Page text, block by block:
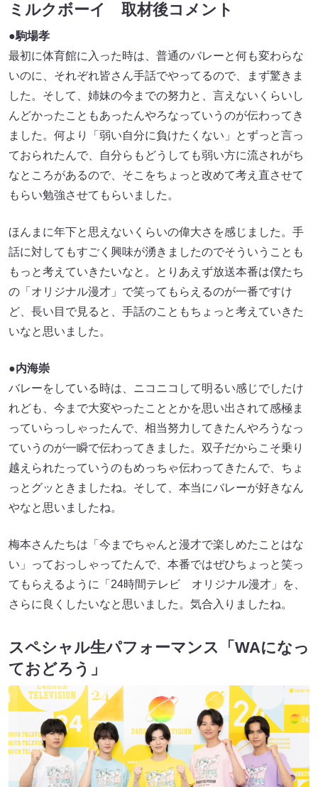
ミルクボーイ 取材後コメント
●駒場孝
最初に体育館に入った時は、普通のバレーと何も変わらな
いのに、それぞれ皆さん手話でやってるので、まず驚きま
した。そして、姉妹の今までの努力と、言えないくらいし
んどかったこともあったんやろなっていうのが伝わってき
ました。何より「弱い自分に負けたくない」とずっと言っ
ておられたんで、自分らもどうしても弱い方に流されがち
なところがあるので、そこをちょっと改めて考え直させて
もらい勉強させてもらいました。
ほんまに年下と思えないくらいの偉大さを感じました。手
話に対してもすごく興味が湧きましたのでそういうことも
もっと考えていきたいなと。とりあえず放送本番は僕たち
の「オリジナル漫才」で笑ってもらえるのが一番ですけ
ど、長い目で見ると、手話のこともちょっと考えていきた
いなと思いました。
●内海崇
バレーをしている時は、ニコニコして明るい感じでしたけ
れども、今まで大変やったこととかを思い出されて感極ま
っていらっしゃったんで、相当努力してきたんやろうなっ
ていうのが一瞬で伝わってきました。双子だからこそ乗り
越えられたっていうのもめっちゃ伝わってきたんで、ちょ
っとグッときましたね。そして、本当にバレーが好きなん
やなと思いましたね。
梅本さんたちは「今までちゃんと漫才で楽しめたことはな
い」っておっしゃってたんで、本番ではぜひちょっと笑っ
てもらえるように「24時間テレビ オリジナル漫才」を、
さらに良くしたいなと思いました。気合入りましたね。
スペシャル生パフォーマンス「WAになっ
ておどろう」